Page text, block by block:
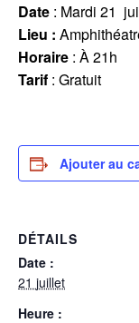
Date : Mardi 21
Lieu :
Horaire : À 21h
Tarif : Gratuit
Ajouter au
DÉTAILS
Date :
21 juillet
Heure :